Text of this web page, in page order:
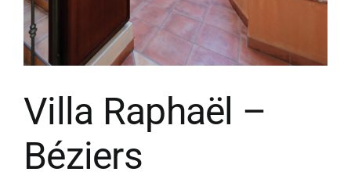
Villa Raphaël –
Béziers